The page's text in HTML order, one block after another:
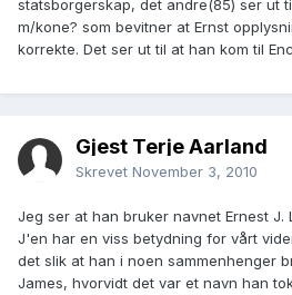
statsborgerskap, det andre(85) ser ut
m/kone? som bevitner at Ernst
korrekte. Det ser ut til at han kom til
Gjest Terje Aarland
Skrevet November 3, 2010
Jeg ser at han bruker navnet Ernest J.
J'en har en viss betydning for vårt
det slik at han i noen sammenhenger
James, hvorvidt det var et navn han